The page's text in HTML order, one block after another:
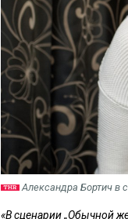
Александра Бортич в
«В сценарии „Обычной